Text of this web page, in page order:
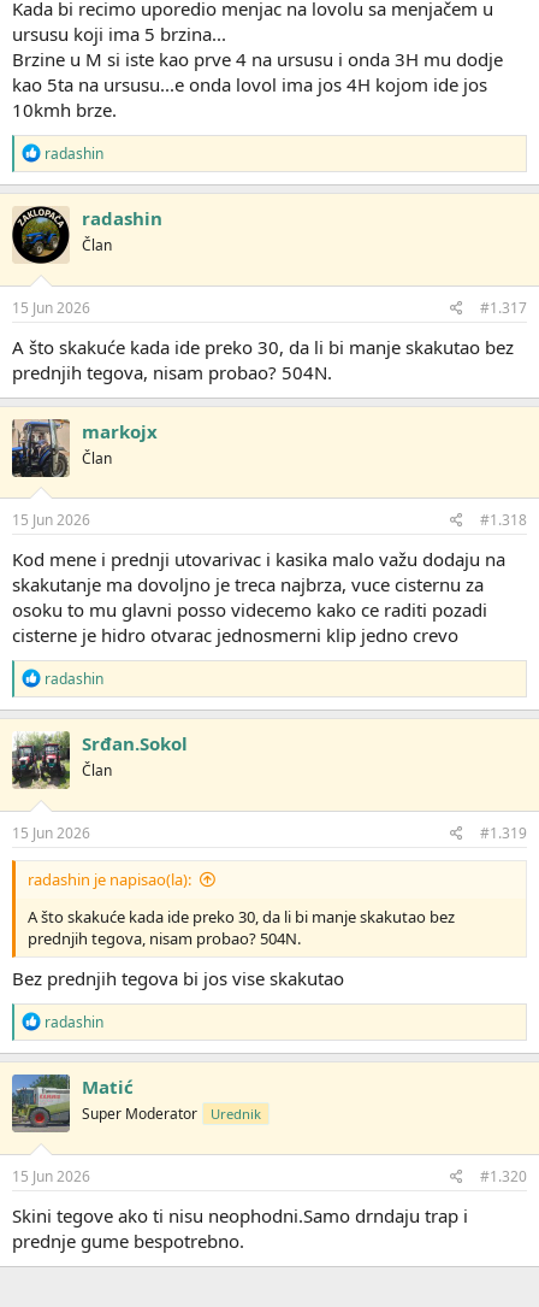
Kada bi recimo uporedio menjac na lovolu sa menjačem u
ursusu koji ima 5 brzina...
Brzine u M si iste kao prve 4 na ursusu i onda 3H mu dodje
kao 5ta na ursusu...e onda lovol ima jos 4H kojom ide jos
10kmh brze.
R
e
a
g
o
v
a
n
j
:
radashin
radashin
Član
15 Jun 2026 #1.317
A što skakuće kada ide preko 30, da li bi manje skakutao bez
prednjih tegova, nisam probao? 504N.
markojx
Član
15 Jun 2026 #1.318
Kod mene i prednji utovarivac i kasika malo važu dodaju na
skakutanje ma dovoljno je treca najbrza, vuce cisternu za
osoku to mu glavni posso videcemo kako ce raditi pozadi
cisterne je hidro otvarac jednosmerni klip jedno crevo
R
e
a
g
o
v
a
n
j
radashin
Srđan.Sokol
Član
15 Jun 2026 #1.319
radashin je napisao(la):
A što skakuće kada ide preko 30, da li bi manje skakutao bez
prednjih tegova, nisam probao? 504N.
Bez prednjih tegova bi jos vise skakutao
R
e
a
g
o
v
a
n
j
:
radashin
Matić
Super Moderator Urednik
15 Jun 2026 #1.320
Skini tegove ako ti nisu neophodni.Samo drndaju trap i
prednje gume bespotrebno.